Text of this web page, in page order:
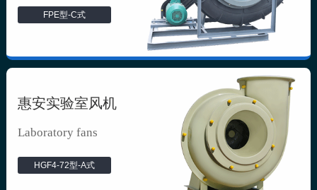
FPE型-C式
惠安实验室风机
Laboratory fans
HGF4-72型-A式